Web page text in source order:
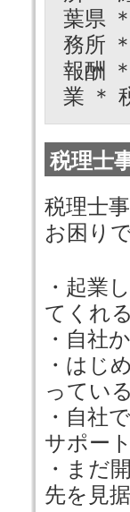
葉県
務所
報酬
業 ＊
税理士
税理士
お困り
・起業
てくれ
・自社
・はじ
ってい
・自社
サポー
・まだ
先を見